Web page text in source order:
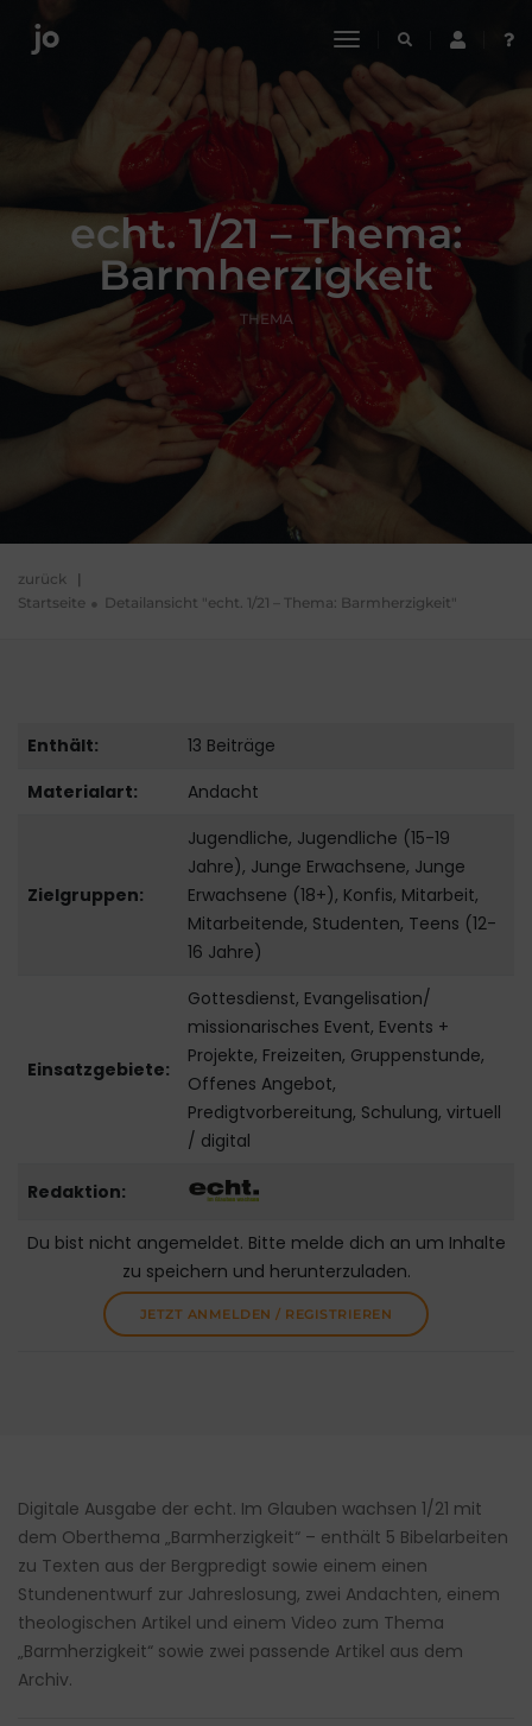
toggle
navigation
echt. 1/21 – Thema:
Barmherzigkeit
THEMA
zurück |
Startseite
Detailansicht "echt. 1/21 – Thema: Barmherzigkeit"
Enthält:
13 Beiträge
Materialart:
Andacht
Zielgruppen:
Jugendliche, Jugendliche (15-19
Jahre), Junge Erwachsene, Junge
Erwachsene (18+), Konfis, Mitarbeit,
Mitarbeitende, Studenten, Teens (12-
16 Jahre)
Einsatzgebiete:
Gottesdienst, Evangelisation/
missionarisches Event, Events +
Projekte, Freizeiten, Gruppenstunde,
Offenes Angebot,
Predigtvorbereitung, Schulung, virtuell
/ digital
Redaktion:
Du bist nicht angemeldet. Bitte melde dich an um Inhalte
zu speichern und herunterzuladen.
JETZT ANMELDEN / REGISTRIEREN
Digitale Ausgabe der echt. Im Glauben wachsen 1/21 mit
dem Oberthema „Barmherzigkeit“ – enthält 5 Bibelarbeiten
zu Texten aus der Bergpredigt sowie einem einen
Stundenentwurf zur Jahreslosung, zwei Andachten, einem
theologischen Artikel und einem Video zum Thema
„Barmherzigkeit“ sowie zwei passende Artikel aus dem
Archiv.